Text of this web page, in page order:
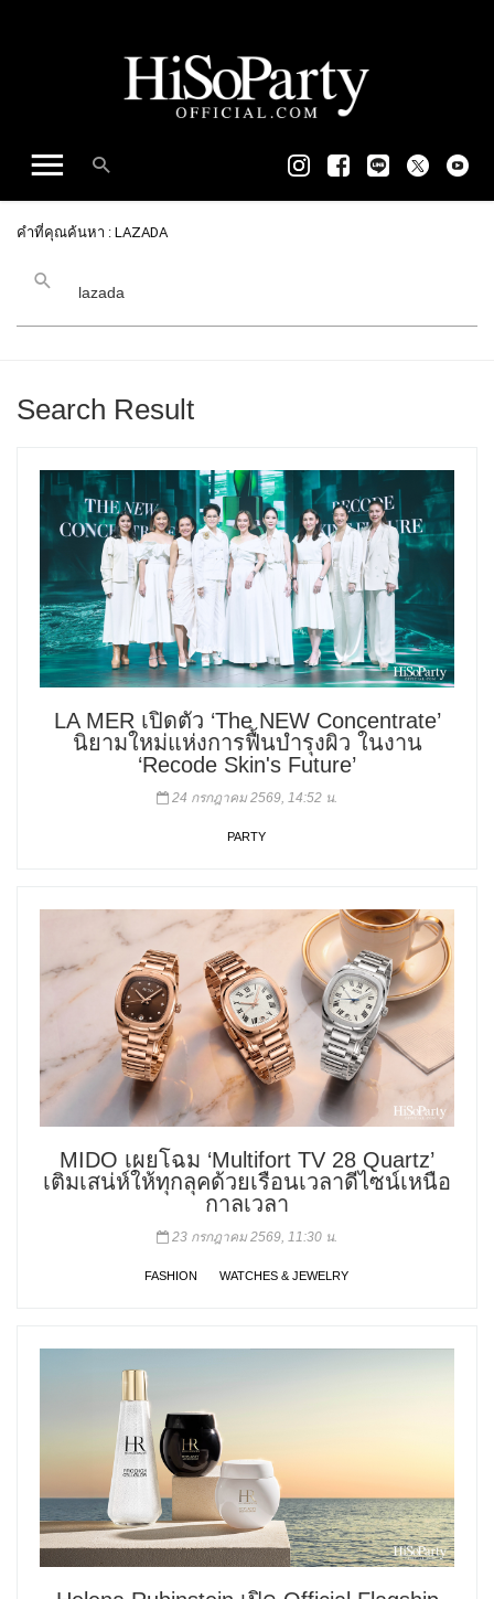
คำที่คุณค้นหา : LAZADA
Search Result
LA MER เปิดตัว ‘The NEW Concentrate’
นิยามใหม่แห่งการฟื้นบำรุงผิว ในงาน
‘Recode Skin's Future’
24 กรกฎาคม 2569, 14:52 น.
PARTY
MIDO เผยโฉม ‘Multifort TV 28 Quartz’
เติมเสน่ห์ให้ทุกลุคด้วยเรือนเวลาดีไซน์เหนือ
กาลเวลา
23 กรกฎาคม 2569, 11:30 น.
FASHION WATCHES & JEWELRY